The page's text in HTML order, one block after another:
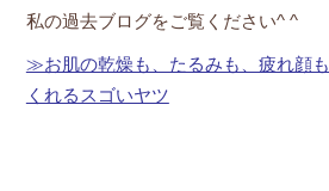
私の過去ブログをご覧ください^ ^
≫お肌の乾燥も、たるみも、疲れ顔も
くれるスゴいヤツ